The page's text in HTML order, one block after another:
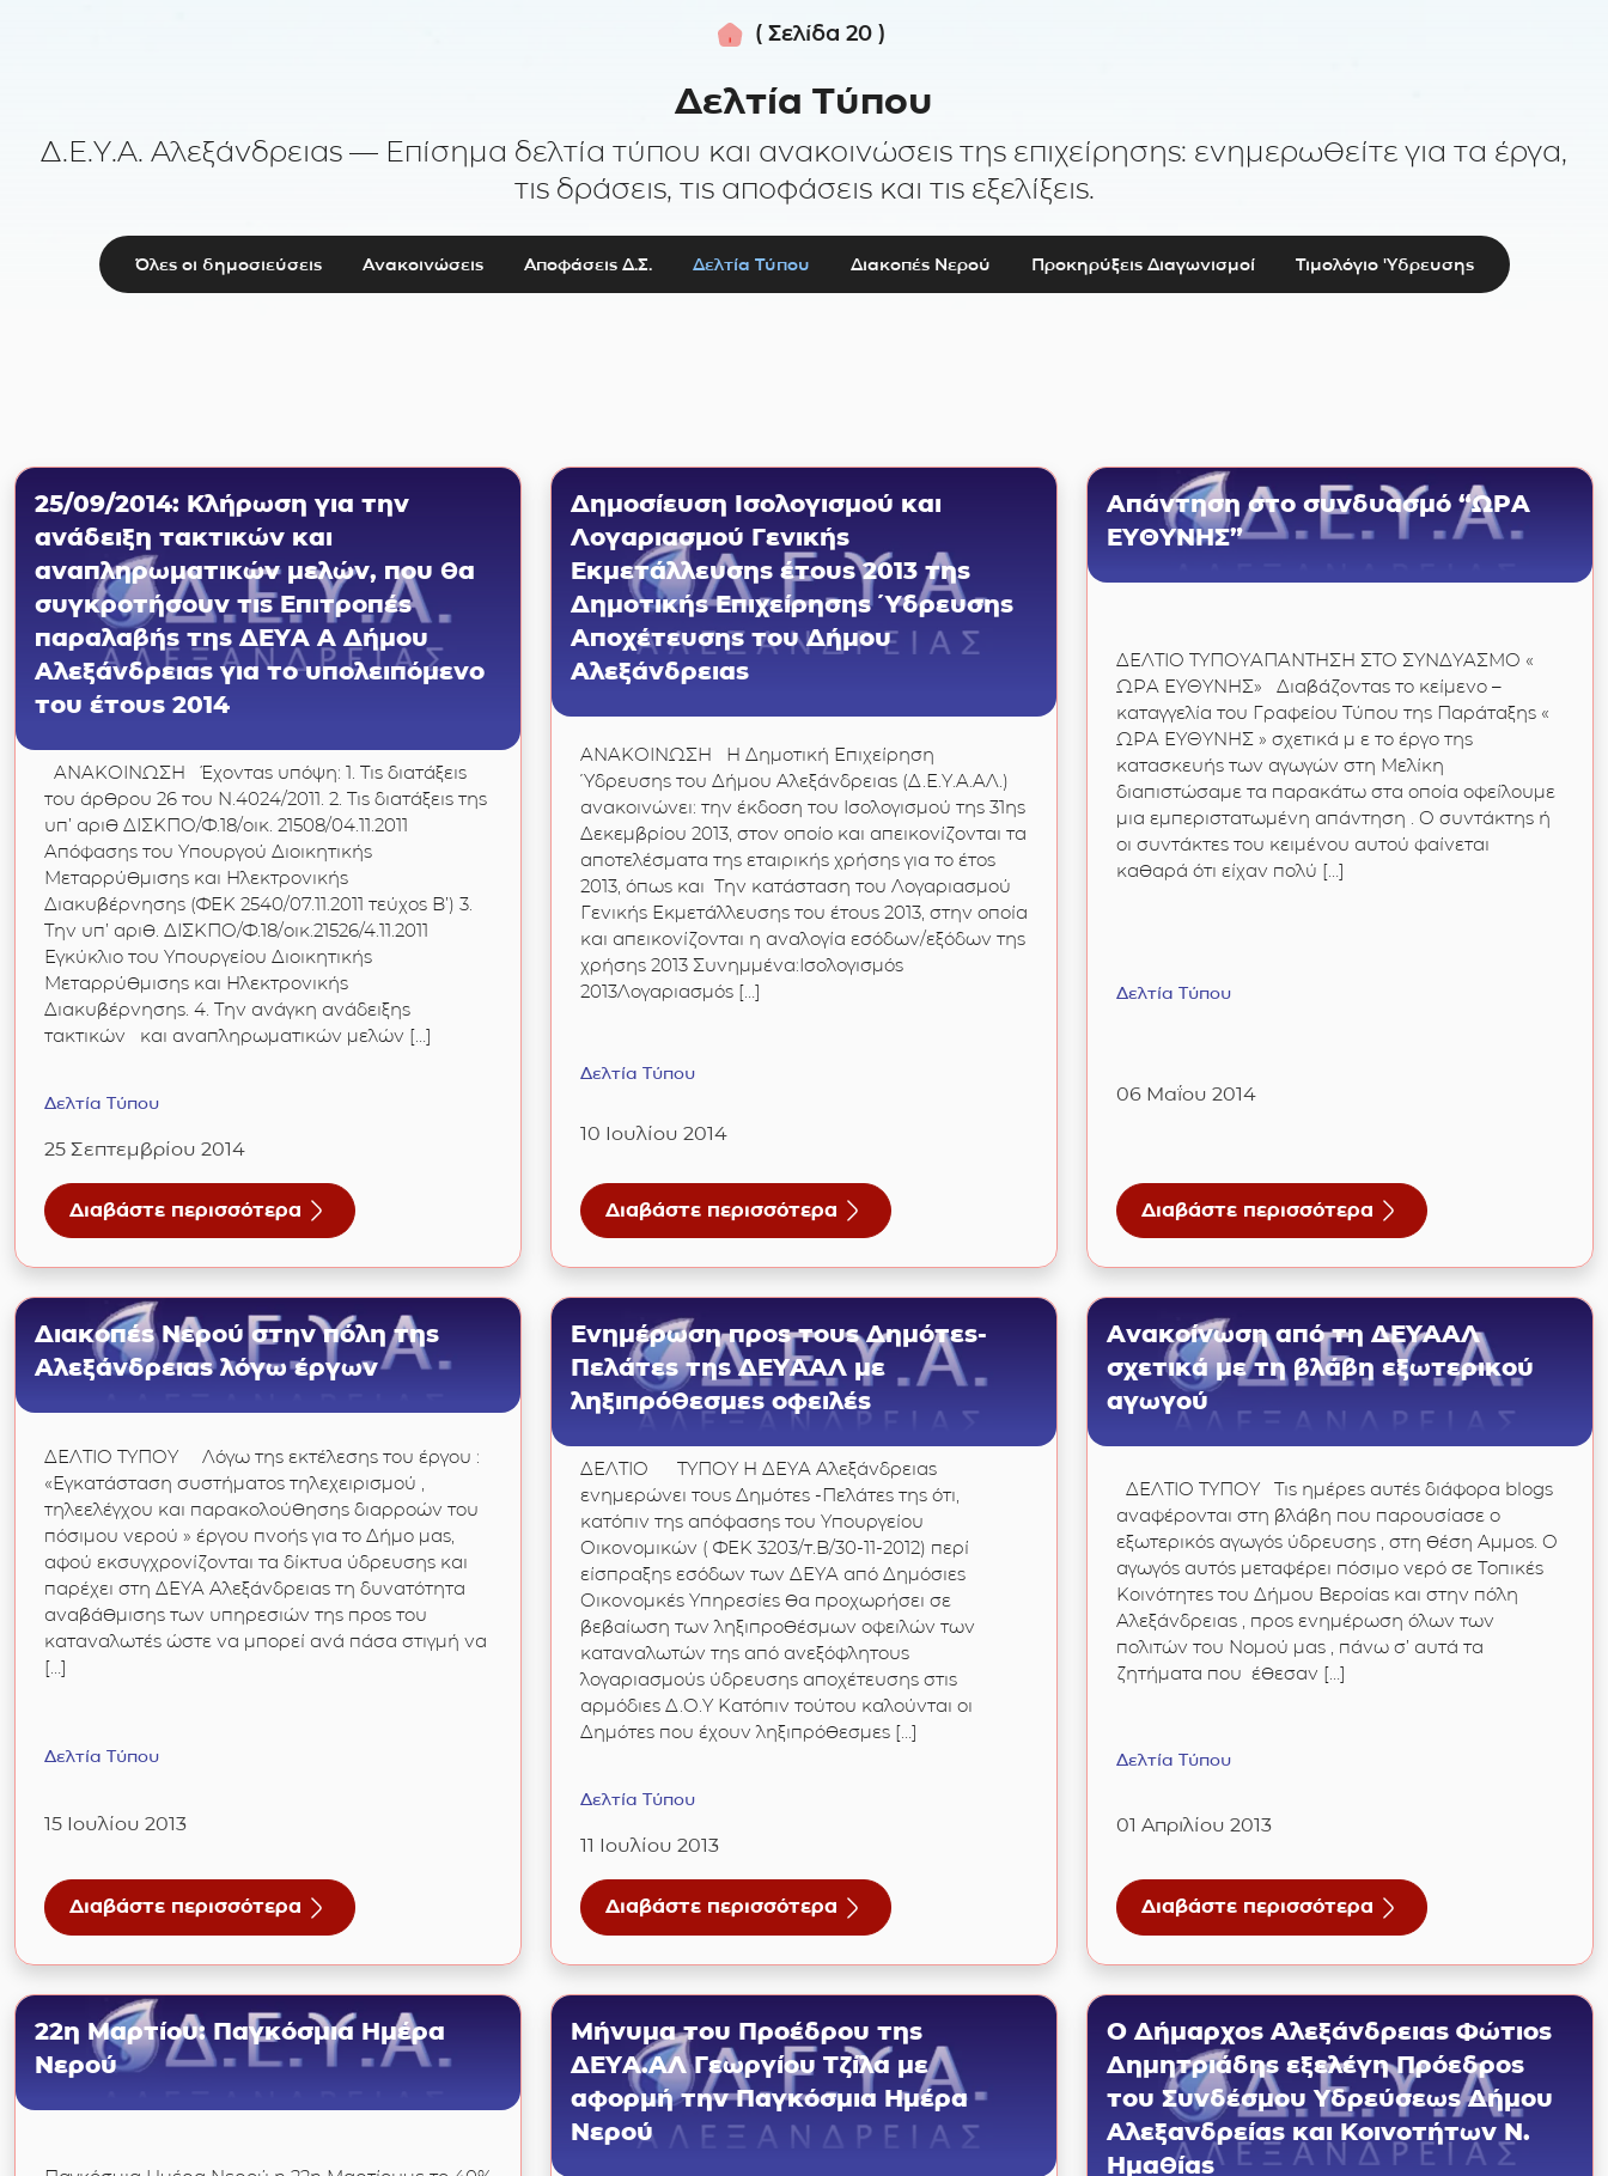
Αρχική
( Σελίδα 20 )
Δελτία Τύπου
Δ.Ε.Υ.Α. Αλεξάνδρειας — Επίσημα δελτία τύπου και ανακοινώσεις της επιχείρησης: ενημερωθείτε για τα έργα,
τις δράσεις, τις αποφάσεις και τις εξελίξεις.
Όλες οι δημοσιεύσεις Ανακοινώσεις Αποφάσεις Δ.Σ. Δελτία Τύπου Διακοπές Νερού Προκηρύξεις Διαγωνισμοί Τιμολόγιο 'Υδρευσης
25/09/2014: Κλήρωση για την
ανάδειξη τακτικών και
αναπληρωματικών μελών, που θα
συγκροτήσουν τις Επιτροπές
παραλαβής της ΔΕΥΑ Α Δήμου
Αλεξάνδρειας για το υπολειπόμενο
του έτους 2014
ΑΝΑΚΟΙΝΩΣΗ Έχοντας υπόψη: 1. Τις διατάξεις
του άρθρου 26 του Ν.4024/2011. 2. Τις διατάξεις της
υπ’ αριθ ΔΙΣΚΠΟ/Φ.18/οικ. 21508/04.11.2011
Απόφασης του Υπουργού Διοικητικής
Μεταρρύθμισης και Ηλεκτρονικής
Διακυβέρνησης (ΦΕΚ 2540/07.11.2011 τεύχος Β’) 3.
Την υπ’ αριθ. ΔΙΣΚΠΟ/Φ.18/οικ.21526/4.11.2011
Εγκύκλιο του Υπουργείου Διοικητικής
Μεταρρύθμισης και Ηλεκτρονικής
Διακυβέρνησης. 4. Την ανάγκη ανάδειξης
τακτικών και αναπληρωματικών μελών […]
Δελτία Τύπου
25 Σεπτεμβρίου 2014
Διαβάστε περισσότερα
για 25/09/2014: Κλήρωση για την ανάδειξη τακτικών και αναπληρωματικών μελών, που θα συγκροτήσουν τις Επιτροπές παραλαβής της ΔΕΥΑ Α Δήμου
Δημοσίευση Ισολογισμού και
Λογαριασμού Γενικής
Εκμετάλλευσης έτους 2013 της
Δημοτικής Επιχείρησης Ύδρευσης
Αποχέτευσης του Δήμου
Αλεξάνδρειας
ΑΝΑΚΟΙΝΩΣΗ Η Δημοτική Επιχείρηση
Ύδρευσης του Δήμου Αλεξάνδρειας (Δ.Ε.Υ.Α.ΑΛ.)
ανακοινώνει: την έκδοση του Ισολογισμού της 31ης
Δεκεμβρίου 2013, στον οποίο και απεικονίζονται τα
αποτελέσματα της εταιρικής χρήσης για το έτος
2013, όπως και Την κατάσταση του Λογαριασμού
Γενικής Εκμετάλλευσης του έτους 2013, στην οποία
και απεικονίζονται η αναλογία εσόδων/εξόδων της
χρήσης 2013 Συνημμένα:Ισολογισμός
2013Λογαριασμός […]
Δελτία Τύπου
10 Ιουλίου 2014
Διαβάστε περισσότερα
για Δημοσίευση Ισολογισμού και Λογαριασμού Γενικής Εκμετάλλευσης έτους 2013 της
Απάντηση στο συνδυασμό “ΩΡΑ
ΕΥΘΥΝΗΣ”
ΔΕΛΤΙΟ ΤΥΠΟΥΑΠΑΝΤΗΣΗ ΣΤΟ ΣΥΝΔΥΑΣΜΟ «
ΩΡΑ ΕΥΘΥΝΗΣ» Διαβάζοντας το κείμενο –
καταγγελία του Γραφείου Τύπου της Παράταξης «
ΩΡΑ ΕΥΘΥΝΗΣ » σχετικά μ ε το έργο της
κατασκευής των αγωγών στη Μελίκη
διαπιστώσαμε τα παρακάτω στα οποία οφείλουμε
μια εμπεριστατωμένη απάντηση . Ο συντάκτης ή
οι συντάκτες του κειμένου αυτού φαίνεται
καθαρά ότι είχαν πολύ […]
Δελτία Τύπου
06 Μαΐου 2014
Διαβάστε περισσότερα
για Απάντηση στο συνδυασμό “ΩΡΑ
Διακοπές Νερού στην πόλη της
Αλεξάνδρειας λόγω έργων
ΔΕΛΤΙΟ ΤΥΠΟΥ Λόγω της εκτέλεσης του έργου :
«Εγκατάσταση συστήματος τηλεχειρισμού ,
τηλεελέγχου και παρακολούθησης διαρροών του
πόσιμου νερού » έργου πνοής για το Δήμο μας,
αφού εκσυγχρονίζονται τα δίκτυα ύδρευσης και
παρέχει στη ΔΕΥΑ Αλεξάνδρειας τη δυνατότητα
αναβάθμισης των υπηρεσιών της προς του
καταναλωτές ώστε να μπορεί ανά πάσα στιγμή να
[…]
Δελτία Τύπου
15 Ιουλίου 2013
Διαβάστε περισσότερα
για Διακοπές Νερού στην πόλη της Αλεξάνδρειας λόγω έργων
Ενημέρωση προς τους Δημότες-
Πελάτες της ΔΕΥΑΑΛ με
ληξιπρόθεσμες οφειλές
ΔΕΛΤΙΟ ΤΥΠΟΥ Η ΔΕΥΑ Αλεξάνδρειας
ενημερώνει τους Δημότες -Πελάτες της ότι,
κατόπιν της απόφασης του Υπουργείου
Οικονομικών ( ΦΕΚ 3203/τ.Β/30-11-2012) περί
είσπραξης εσόδων των ΔΕΥΑ από Δημόσιες
Οικονομκές Υπηρεσίες θα προχωρήσει σε
βεβαίωση των ληξιπροθέσμων οφειλών των
καταναλωτών της από ανεξόφλητους
λογαριασμούς ύδρευσης αποχέτευσης στις
αρμόδιες Δ.Ο.Υ Κατόπιν τούτου καλούνται οι
Δημότες που έχουν ληξιπρόθεσμες […]
Δελτία Τύπου
11 Ιουλίου 2013
Διαβάστε περισσότερα
για Ενημέρωση προς τους Δημότες-Πελάτες της ΔΕΥΑΑΛ με ληξιπρόθεσμες οφειλές
Ανακοίνωση από τη ΔΕΥΑΑΛ
σχετικά με τη βλάβη εξωτερικού
αγωγού
ΔΕΛΤΙΟ ΤΥΠΟΥ Τις ημέρες αυτές διάφορα blogs
αναφέρονται στη βλάβη που παρουσίασε ο
εξωτερικός αγωγός ύδρευσης , στη θέση Αμμος. Ο
αγωγός αυτός μεταφέρει πόσιμο νερό σε Τοπικές
Κοινότητες του Δήμου Βεροίας και στην πόλη
Αλεξάνδρειας , προς ενημέρωση όλων των
πολιτών του Νομού μας , πάνω σ’ αυτά τα
ζητήματα που έθεσαν […]
Δελτία Τύπου
01 Απριλίου 2013
Διαβάστε περισσότερα
για Ανακοίνωση από τη ΔΕΥΑΑΛ σχετικά με
22η Μαρτίου: Παγκόσμια Ημέρα
Νερού
Μήνυμα του Προέδρου της
ΔΕΥΑ.ΑΛ Γεωργίου Τζίλα με
αφορμή την Παγκόσμια Ημέρα
Νερού
Ο Δήμαρχος Αλεξάνδρειας Φώτιος
Δημητριάδης εξελέγη Πρόεδρος
του Συνδέσμου Υδρεύσεως Δήμου
Αλεξανδρείας και Κοινοτήτων Ν.
Ημαθίας